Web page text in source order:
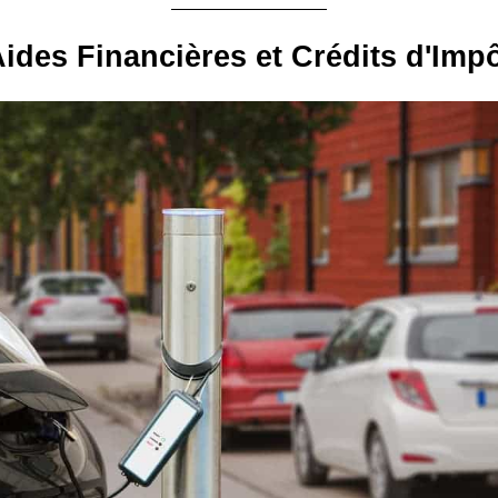
Financières et Crédits